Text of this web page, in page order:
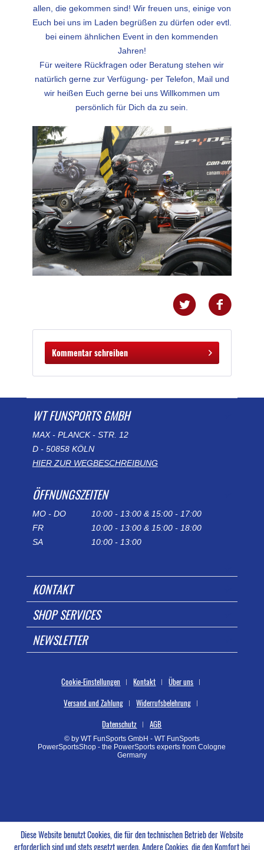
allen, die gekommen sind! Wir freuen uns, einige von
Euch bei uns im Laden begrüßen zu dürfen oder evtl.
bei einem ähnlichen Event in den kommenden
Jahren!
Für weitere Rückfragen oder Beratung stehen wir
natürlich gerne zur Verfügung- per Telefon, Mail und
wir heißen Euch gerne bei uns Willkommen um
persönlich für Dich da zu sein.
Kommentar schreiben
WT FUNSPORTS GMBH
MAX - PLANCK - STR. 12
D - 50858 KÖLN
HIER ZUR WEGBESCHREIBUNG
ÖFFNUNGSZEITEN
MO - DO
10:00 - 13:00 & 15:00 - 17:00
FR
10:00 - 13:00 & 15:00 - 18:00
SA
10:00 - 13:00
KONTAKT
SHOP SERVICES
NEWSLETTER
Cookie-Einstellungen Kontakt
Über uns
Versand und Zahlung
Widerrufsbelehrung
Datenschutz
AGB
© by WT FunSports GmbH - WT FunSports
PowerSportsShop - the PowerSports experts from Cologne
Germany
Diese Website benutzt Cookies, die für den technischen Betrieb der Website
erforderlich sind und stets gesetzt werden. Andere Cookies, die den Komfort bei